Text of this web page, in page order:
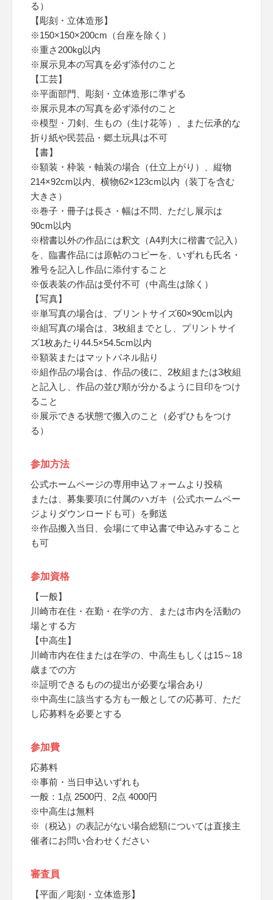
る）
【彫刻・立体造形】
※150×150×200cm（台座を除く）
※重さ200kg以内
※展示見本の写真を必ず添付のこと
【工芸】
※平面部門、彫刻・立体造形に準ずる
※展示見本の写真を必ず添付のこと
※模型・刀剣、生もの（生け花等）、また伝承的な
折り紙や民芸品・郷土玩具は不可
【書】
※額装・枠装・軸装の場合（仕立上がり）、縦物
214×92cm以内、横物62×123cm以内（装丁を含む
大きさ）
※巻子・冊子は長さ・幅は不問、ただし展示は
90cm以内
※楷書以外の作品には釈文（A4判大に楷書で記入）
を、臨書作品には原帖のコピーを、いずれも氏名・
雅号を記入し作品に添付すること
※仮表装の作品は受付不可（中高生は除く）
【写真】
※単写真の場合は、プリントサイズ60×90cm以内
※組写真の場合は、3枚組までとし、プリントサイ
ズ1枚あたり44.5×54.5cm以内
※額装またはマットパネル貼り
※組作品の場合は、作品の後に、2枚組または3枚組
と記入し、作品の並び順が分かるように目印をつけ
ること
※展示できる状態で搬入のこと（必ずひもをつけ
る）
参加方法
公式ホームページの専用申込フォームより投稿
または、募集要項に付属のハガキ（公式ホームペー
ジよりダウンロードも可）を郵送
※作品搬入当日、会場にて申込書で申込みすること
も可
参加資格
【一般】
川崎市在住・在勤・在学の方、または市内を活動の
場とする方
【中高生】
川崎市内在住または在学の、中高生もしくは15～18
歳までの方
※証明できるものの提出が必要な場合あり
※中高生に該当する方も一般としての応募可、ただ
し応募料を必要とする
参加費
応募料
※事前・当日申込いずれも
一般：1点 2500円、2点 4000円
※中高生は無料
※（税込）の表記がない場合総額については直接主
催者にお問い合わせください
審査員
【平面／彫刻・立体造形】